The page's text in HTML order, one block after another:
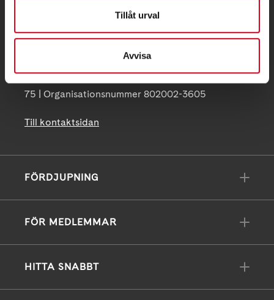
Tillåt urval
Avvisa
171 04 Solna
PG 90 10 07-5 | BG 901-0075 | Swishgåva 90 100
75 | Organisationsnummer 802002-3605
Till kontaktsidan
FÖRDJUPNING
FÖR MEDLEMMAR
HITTA SNABBT